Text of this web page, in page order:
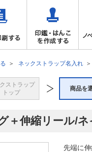
ネックストラップ名入れ
ストラップ
トップ
商品を
＋伸縮リール/
先端に